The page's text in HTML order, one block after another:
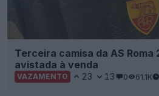
Terceira camisa da AS Roma
avistada à venda
VAZAMENTO 23 13 0 61.1K